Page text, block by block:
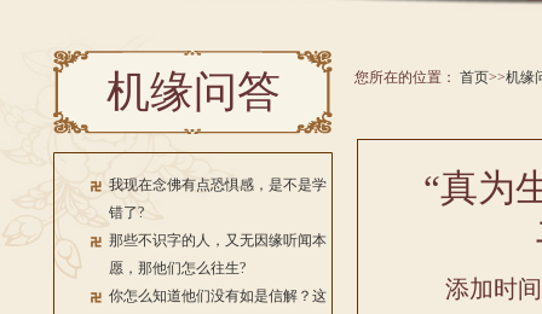
机缘问答
我现在念佛有点恐惧感，是不是学
错了?
那些不识字的人，又无因缘听闻本
愿，那他们怎么往生?
你怎么知道他们没有如是信解？这
您所在的位置： 首页>>机缘
“真为
添加时